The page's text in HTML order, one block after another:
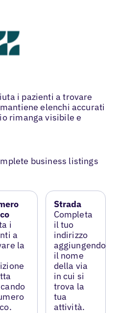
i pazienti a trovare
elenchi accurati
rimanga visibile e
business listings
i
a
la
Strada
Completa
il tuo
indirizzo
aggiungendo
il nome
della via
in cui si
trova la
tua
attività.